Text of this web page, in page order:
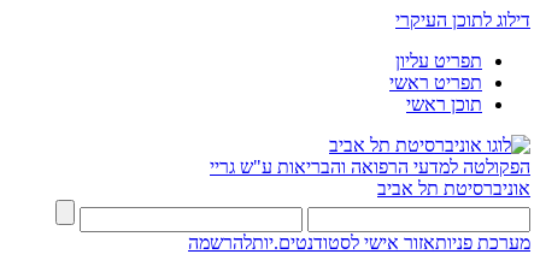
דילוג לתוכן העיקרי
תפריט עליון
תפריט ראשי
תוכן ראשי
הפקולטה למדעי הרפואה והבריאות ע"ש גריי
אוניברסיטת תל אביב
מערכת פניותאזור אישי לסטודנטים.יותלהרשמה